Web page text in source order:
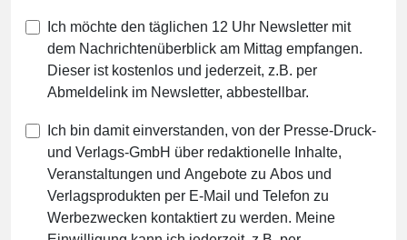
Ich möchte den täglichen 12 Uhr Newsletter mit
dem Nachrichtenüberblick am Mittag empfangen.
Dieser ist kostenlos und jederzeit, z.B. per
Abmeldelink im Newsletter, abbestellbar.
Ich bin damit einverstanden, von der Presse-Druck-
und Verlags-GmbH über redaktionelle Inhalte,
Veranstaltungen und Angebote zu Abos und
Verlagsprodukten per E-Mail und Telefon zu
Werbezwecken kontaktiert zu werden. Meine